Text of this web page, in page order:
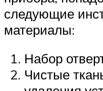
следующие
материалы:
Набор
Чистые